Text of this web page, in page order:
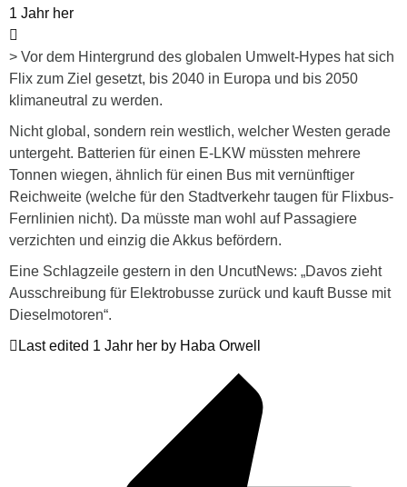
1 Jahr her
> Vor dem Hintergrund des globalen Umwelt-Hypes hat sich
Flix zum Ziel gesetzt, bis 2040 in Europa und bis 2050
klimaneutral zu werden.
Nicht global, sondern rein westlich, welcher Westen gerade
untergeht. Batterien für einen E-LKW müssten mehrere
Tonnen wiegen, ähnlich für einen Bus mit vernünftiger
Reichweite (welche für den Stadtverkehr taugen für Flixbus-
Fernlinien nicht). Da müsste man wohl auf Passagiere
verzichten und einzig die Akkus befördern.
Eine Schlagzeile gestern in den UncutNews: „Davos zieht
Ausschreibung für Elektrobusse zurück und kauft Busse mit
Dieselmotoren“.
Last edited 1 Jahr her by Haba Orwell